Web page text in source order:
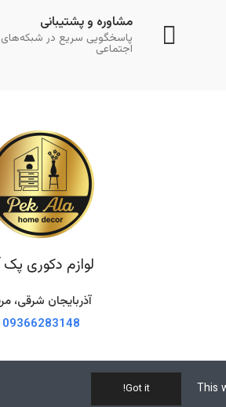
مشاوره و پشتیبانی
پاسخگویی سریع در شبکه‌های
اجتماعی
لوازم دکوری پک
آذربایجان شرقی،
09366283148
This
Got it!